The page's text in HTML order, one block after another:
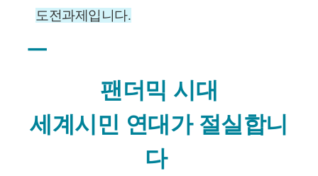
도전과제입니다.
ㅡ
팬더믹 시대
세계시민 연대가 절실합니
다